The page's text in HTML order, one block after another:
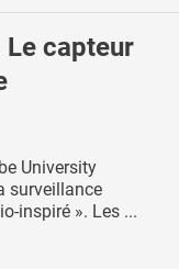
Le capteur
University
surveillance
inspiré ». Les ...